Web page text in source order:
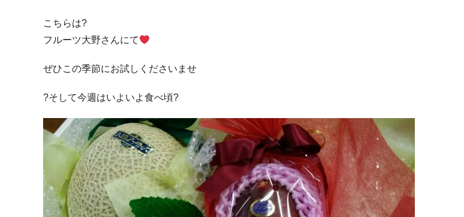
こちらは?
フルーツ大野さんにて
ぜひこの季節にお試しくださいませ
?そして今週はいよいよ食べ頃?